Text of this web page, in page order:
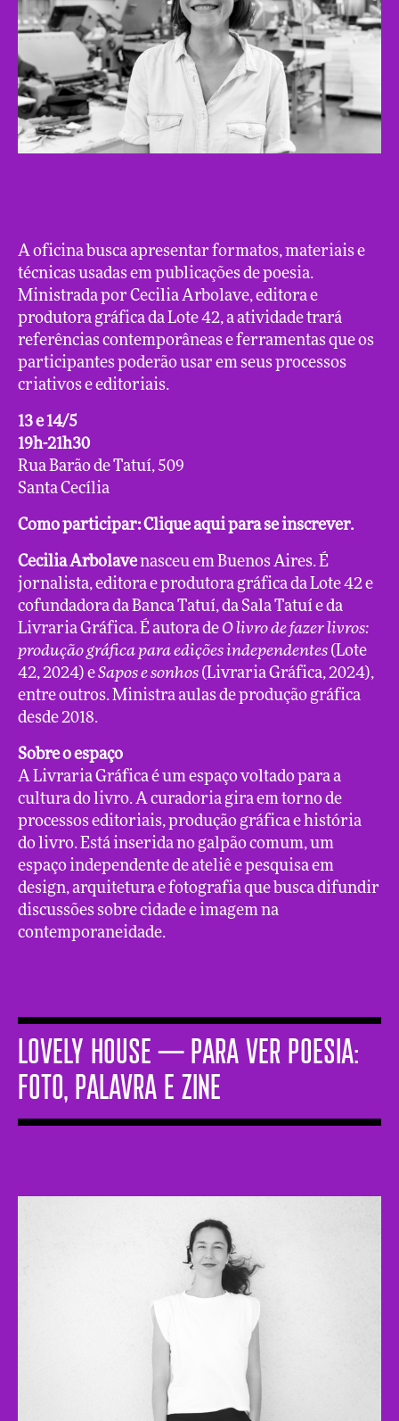
A oficina busca apresentar formatos, materiais e
técnicas usadas em publicações de poesia.
Ministrada por Cecilia Arbolave, editora e
produtora gráfica da Lote 42, a atividade trará
referências contemporâneas e ferramentas que os
participantes poderão usar em seus processos
criativos e editoriais.
13 e 14/5
19h-21h30
Rua Barão de Tatuí, 509
Santa Cecília
Como participar:Clique aqui para se inscrever.
Cecilia Arbolavenasceu em Buenos Aires. É
jornalista, editora e produtora gráfica da Lote 42 e
cofundadora da Banca Tatuí, da Sala Tatuí e da
Livraria Gráfica. É autora de O livro de fazer livros:
produção gráfica para edições independentes (Lote
42, 2024) eSapos e sonhos (Livraria Gráfica, 2024),
entre outros. Ministra aulas de produção gráfica
desde 2018.
Sobre o espaço
A Livraria Gráfica é um espaço voltado para a
cultura do livro. A curadoria gira em torno de
processos editoriais, produção gráfica e história
do livro. Está inserida no galpão comum, um
espaço independente de ateliê e pesquisa em
design, arquitetura e fotografia que busca difundir
discussões sobre cidade e imagem na
contemporaneidade.
LOVELY HOUSE ─ Para ver poesia:
foto, palavra e zine